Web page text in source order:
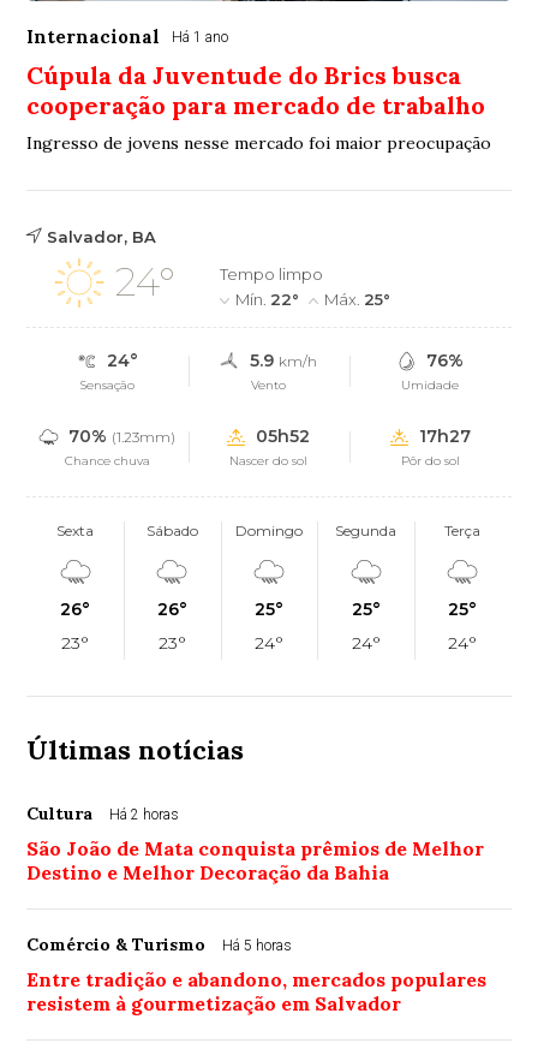
Internacional Há 1 ano
Cúpula da Juventude do Brics busca
cooperação para mercado de trabalho
Ingresso de jovens nesse mercado foi maior preocupação
Salvador, BA
24°
Tempo limpo
Mín. 22° Máx. 25°
24°
Sensação
5.9 km/h
Vento
76%
Umidade
70% (1.23mm)
Chance chuva
05h52
Nascer do sol
17h27
Pôr do sol
Sexta
26°
23°
Sábado
26°
23°
Domingo
25°
24°
Segunda
25°
24°
Terça
25°
24°
Últimas notícias
Cultura Há 2 horas
São João de Mata conquista prêmios de Melhor
Destino e Melhor Decoração da Bahia
Comércio & Turismo Há 5 horas
Entre tradição e abandono, mercados populares
resistem à gourmetização em Salvador